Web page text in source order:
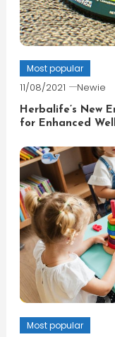
Most popular
11/08/2021 Newie
Herbalife’s New
for Enhanced
Most popular